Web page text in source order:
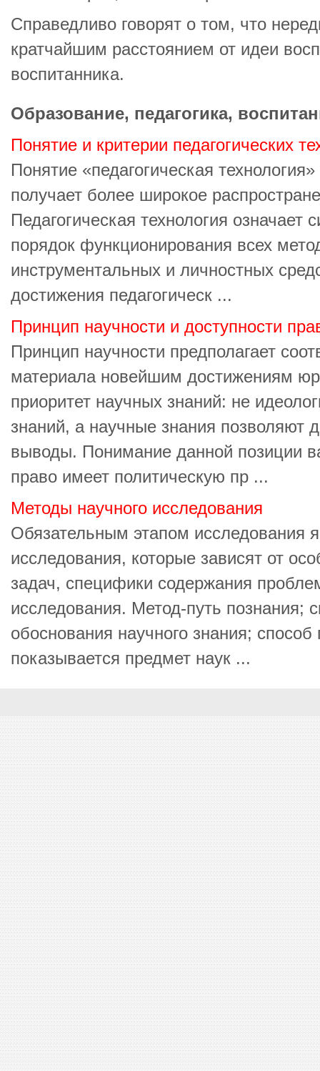
Справедливо говорят о том, что
кратчайшим расстоянием от идеи
воспитанника.
Образование, педагогика,
Понятие и критерии педагогических
Понятие «педагогическая
получает более широкое
Педагогическая технология означает
порядок функционирования всех
инструментальных и личностных
достижения педагогическ ...
Принцип научности и доступности
Принцип научности предполагает
материала новейшим достижениям
приоритет научных знаний: не
знаний, а научные знания позволяют
выводы. Понимание данной позиции
право имеет политическую пр ...
Методы научного исследования
Обязательным этапом исследования
исследования, которые зависят от
задач, специфики содержания
исследования. Метод-путь познания;
обоснования научного знания; способ
показывается предмет наук ...